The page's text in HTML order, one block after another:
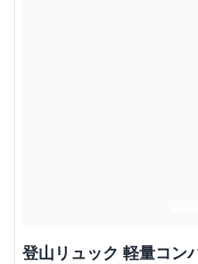
登山リュック 軽量コン